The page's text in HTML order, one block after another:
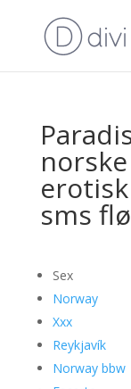
sms
Sex
Norway
Xxx
Reykjavík
Norway bbw